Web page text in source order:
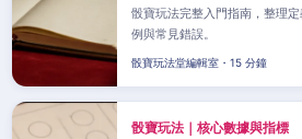
骰寶玩法完整入門指南，整理
例與常見錯誤。
骰寶玩法堂編輯室・15 分鐘
骰寶玩法｜核心數據與指標